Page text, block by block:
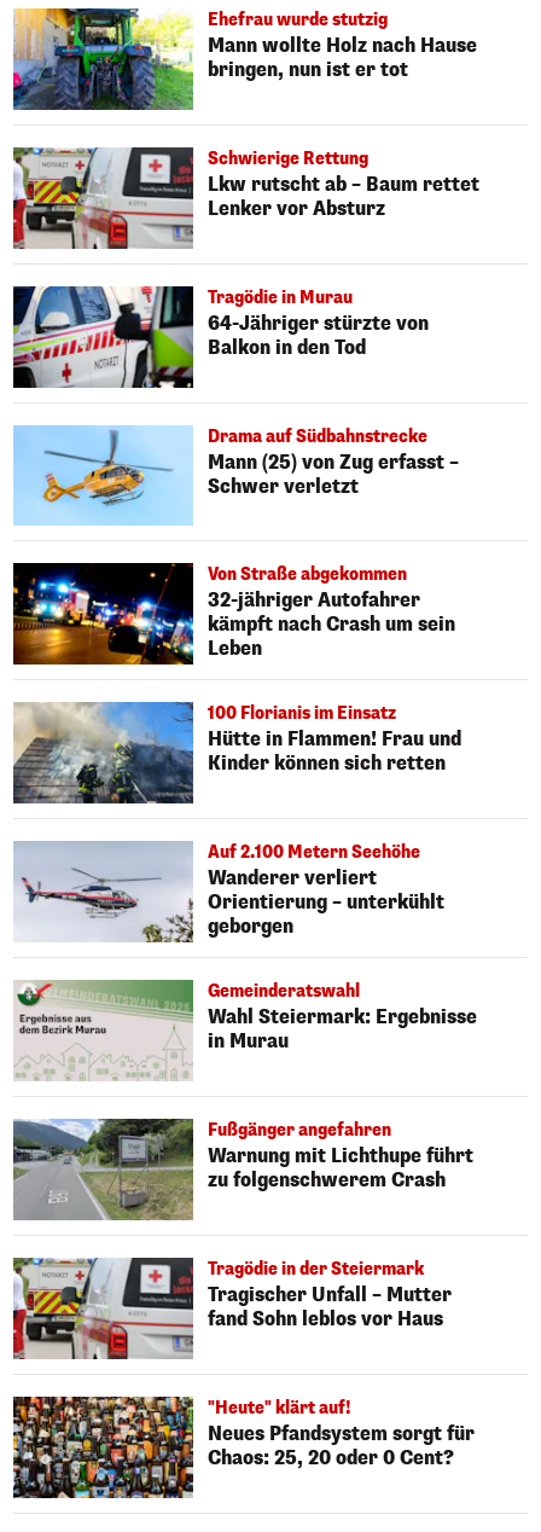
Ehefrau wurde stutzig
Mann wollte Holz nach Hause
bringen, nun ist er tot
Schwierige Rettung
Lkw rutscht ab – Baum rettet
Lenker vor Absturz
Tragödie in Murau
64-Jähriger stürzte von
Balkon in den Tod
Drama auf Südbahnstrecke
Mann (25) von Zug erfasst –
Schwer verletzt
Von Straße abgekommen
32-jähriger Autofahrer
kämpft nach Crash um sein
Leben
100 Florianis im Einsatz
Hütte in Flammen! Frau und
Kinder können sich retten
Auf 2.100 Metern Seehöhe
Wanderer verliert
Orientierung – unterkühlt
geborgen
Gemeinderatswahl
Wahl Steiermark: Ergebnisse
in Murau
Fußgänger angefahren
Warnung mit Lichthupe führt
zu folgenschwerem Crash
Tragödie in der Steiermark
Tragischer Unfall – Mutter
fand Sohn leblos vor Haus
"Heute" klärt auf!
Neues Pfandsystem sorgt für
Chaos: 25, 20 oder 0 Cent?